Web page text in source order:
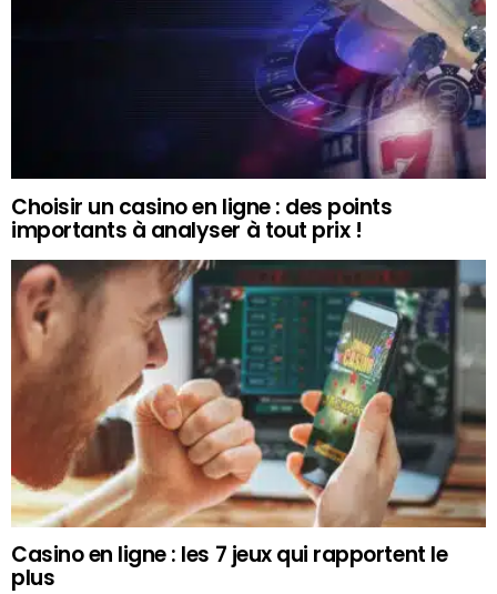
Choisir un casino en ligne : des points
importants à analyser à tout prix !
Casino en ligne : les 7 jeux qui rapportent le
plus